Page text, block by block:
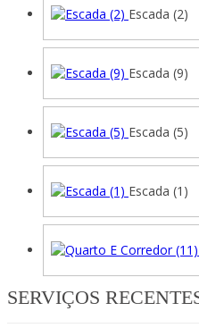
Escada (2)
Escada (9)
Escada (5)
Escada (1)
SERVIÇOS